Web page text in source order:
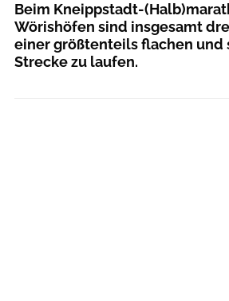
Beim Kneippstadt-
Wörishöfen sind insgesamt
einer größtenteils flachen und
Strecke zu laufen.